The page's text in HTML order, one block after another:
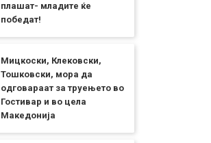
плашат- младите ќе
победат!
Мицкоски, Клековски,
Тошковски, мора да
одговараат за труењето во
Гостивар и во цела
Македонија